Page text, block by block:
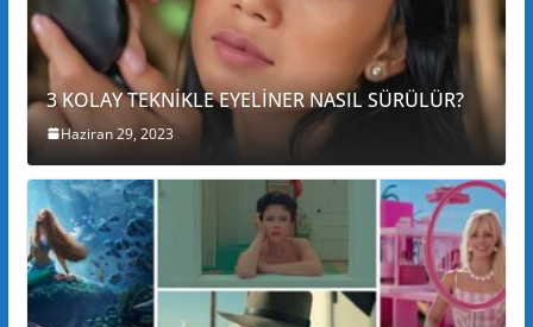
3 KOLAY TEKNİKLE EYELİNER NASIL SÜRÜLÜR?
Haziran 29, 2023